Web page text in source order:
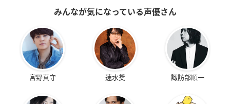
みんなが気になっている声優さん
宮野真守 速水奨 諏訪部順一